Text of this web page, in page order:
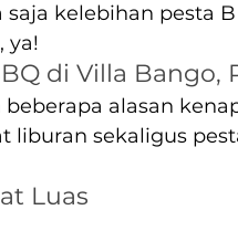
saja kelebihan pesta
ya!
di Villa Bango,
beberapa alasan
liburan sekaligus
Luas